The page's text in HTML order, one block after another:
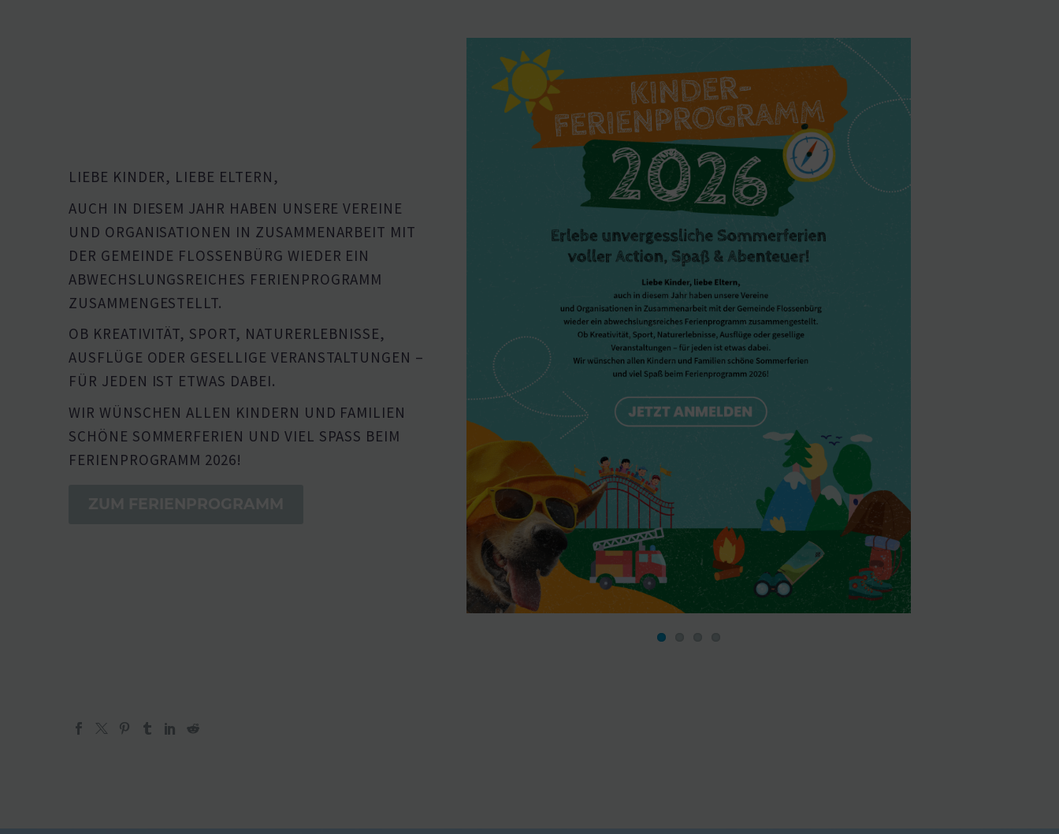
LIEBE KINDER, LIEBE ELTERN,
AUCH IN DIESEM JAHR HABEN UNSERE VEREINE
UND ORGANI­SA­TIONEN IN ZUSAM­MEN­ARBEIT MIT
DER GEMEINDE FLOSSENBÜRG WIEDER EIN
ABWECHS­LUNGS­REICHES FERIEN­PRO­GRAMM
ZUSAMMENGESTELLT.
OB KREATI­VITÄT, SPORT, NATUR­ER­LEB­NISSE,
AUSFLÜGE ODER GESELLIGE VERAN­STAL­TUNGEN –
FÜR JEDEN IST ETWAS DABEI.
WIR WÜNSCHEN ALLEN KINDERN UND FAMILIEN
SCHÖNE SOMMER­FERIEN UND VIEL SPASS BEIM F
ERIEN­PRO­GRAMM 2026!